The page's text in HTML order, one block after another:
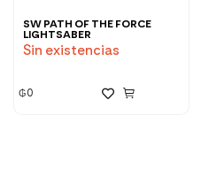
SW PATH OF THE FORCE
LIGHTSABER
Sin existencias
₲0